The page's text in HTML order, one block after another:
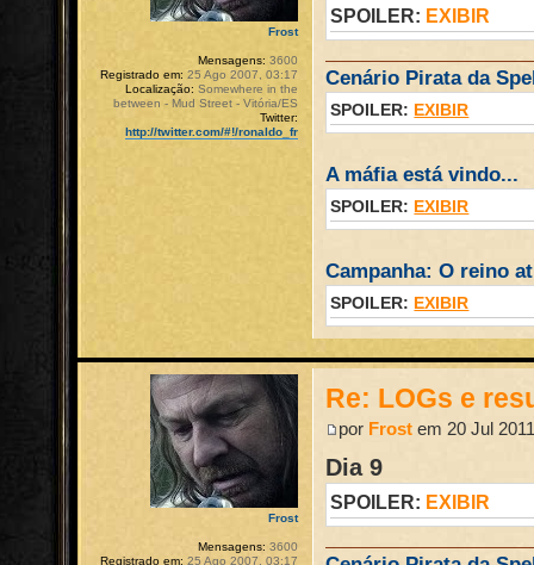
SPOILER: EXIBIR
Cenário Pirata da
SPOILER: EXIBIR
A máfia está vindo...
SPOILER: EXIBIR
Campanha: O reino
SPOILER: EXIBIR
Frost
Mensagens: 3600
Registrado em: 25 Ago 2007, 03:17
Localização: Somewhere in the
between - Mud Street - Vitória/ES
Twitter:
http://twitter.com/#!/ronaldo_fr
Re: LOGs e
por Frost em 20 Jul
Dia 9
SPOILER: EXIBIR
Frost
Mensagens: 3600
Registrado em: 25 Ago 2007, 03:17